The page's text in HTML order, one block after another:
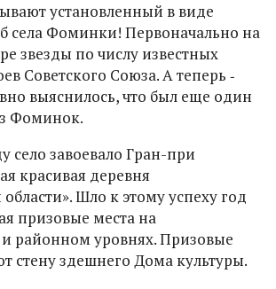
установленный в виде
села Фоминки! Первоначально на
звезды по числу известных
Советского Союза. А теперь ‑
выяснилось, что был еще один
Фоминок.
село завоевало Гран-при
красивая деревня
Шло к этому успеху год
призовые места на
районном уровнях. Призовые
стену здешнего Дома культуры.